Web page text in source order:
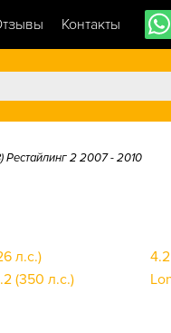
Контакты
Рестайлинг 2 2007 - 2010
л.с.)
(350 л.с.)